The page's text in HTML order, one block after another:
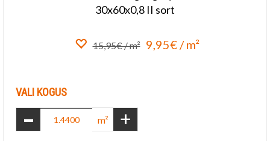
30x60x0,8 II sort
15,95€ / m² 9,95€ / m²
VALI KOGUS
- m² +